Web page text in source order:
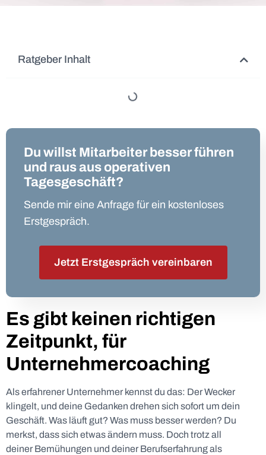
Ratgeber Inhalt
Du willst Mitarbeiter besser führen
und raus aus operativen
Tagesgeschäft?
Sende mir eine Anfrage für ein kostenloses
Erstgespräch.
Jetzt Erstgespräch vereinbaren
Es gibt keinen richtigen
Zeitpunkt, für
Unternehmercoaching
Als erfahrener Unternehmer kennst du das: Der Wecker
klingelt, und deine Gedanken drehen sich sofort um dein
Geschäft. Was läuft gut? Was muss besser werden? Du
merkst, dass sich etwas ändern muss. Doch trotz all
deiner Bemühungen und deiner Berufserfahrung als